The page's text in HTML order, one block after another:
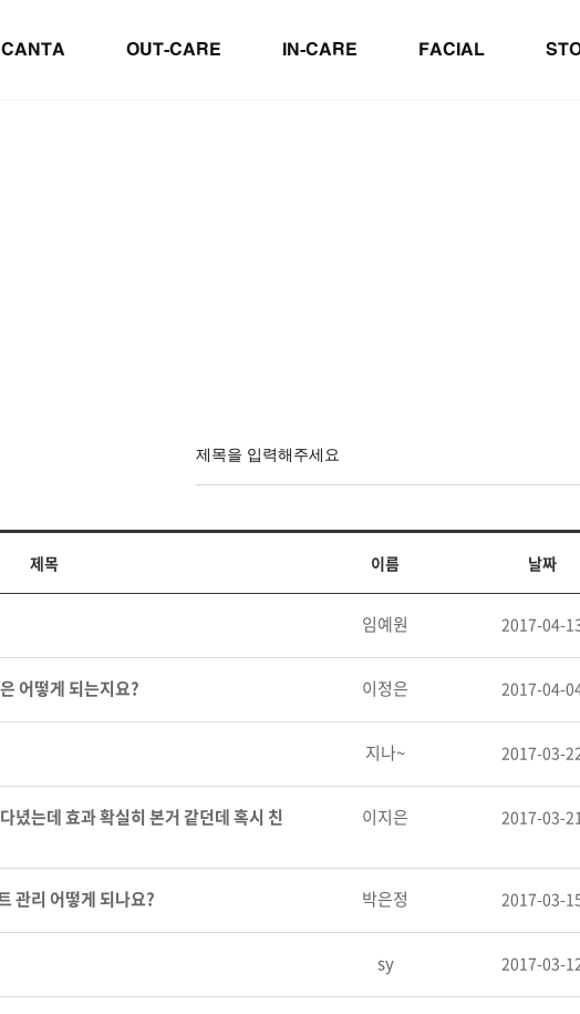
CANTA OUT-CARE IN-CARE FACIAL
제목 이름 날짜
임예원 2017-04-
어떻게 되는지요? 이정은 2017-04-
지나~ 2017-03-
녔는데 효과 확실히 본거 같던데 혹시 친
이지은 2017-03-
관리 어떻게 되나요? 박은정 2017-03-
sy 2017-03-